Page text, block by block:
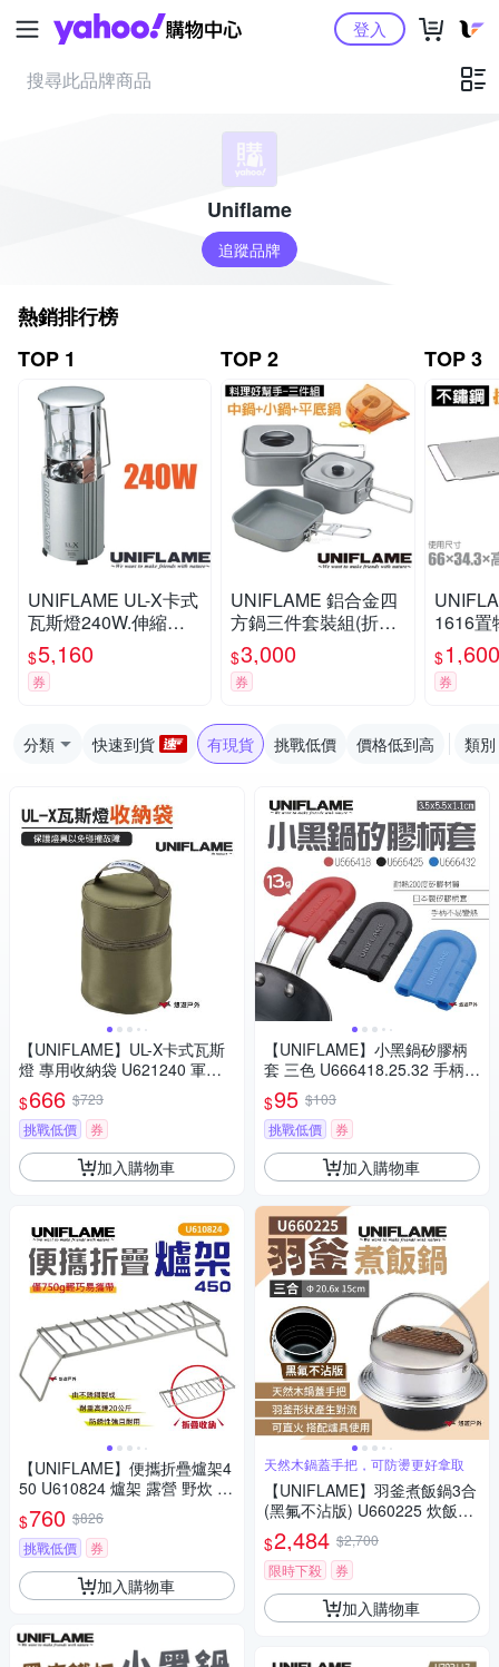
Yahoo購物中心登入
Uniflame
追蹤品牌
熱銷排行榜
TOP 1
UNIFLAME UL-X卡式
瓦斯燈240W.伸縮式
瓦斯野營燈.露營燈.照
明燈.提燈.掛燈_U620
106
$5,160
券
TOP 2
UNIFLAME 鋁合金四
方鍋三件套裝組(折疊
手把/附袋)/U667705
$3,000
券
TOP 3
1616置
不鏽
1).天桌
架/
$1,600
券
分類 快速到貨 有現貨 挑戰低價 價格低到高 類別
【UNIFLAME】UL-X卡式瓦斯
燈 專用收納袋 U621240 軍綠
登山 露營 悠遊戶外
$666 $723
挑戰低價
券
加入購物車
【UNIFLAME】便攜折疊爐架4
50 U610824 爐架 露營 野炊 悠
遊戶外
$760 $826
挑戰低價
券
加入購物車
【UNIFLAME】小黑鍋矽膠柄
套 三色 U666418.25.32 手柄套
鍋柄套 隔熱套 防燙手套 矽膠
矽膠防燙
$95 $103
挑戰低價
券
加入購物車
天然木鍋蓋手把，可防燙更好拿取
【UNIFLAME】羽釜煮飯鍋3合
(黑氟不沾版) U660225 炊飯鍋
煮水鍋 居家 露營 野炊 悠遊戶
外
$2,484 $2,700
限時下殺
券
加入購物車